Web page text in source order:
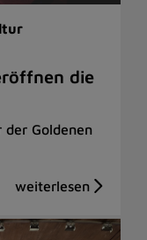
die
der Goldenen